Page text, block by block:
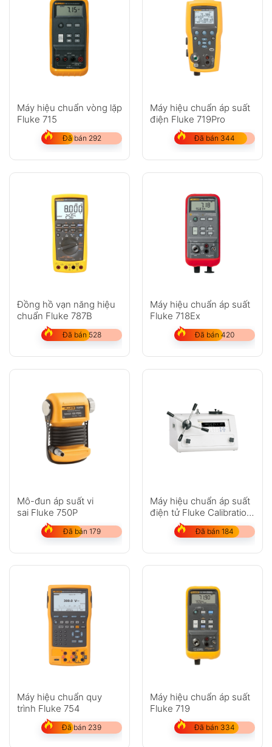
Máy hiệu chuẩn vòng lặp
Fluke 715
Đã bán 292
Máy hiệu chuẩn áp suất
điện Fluke 719Pro
Đã bán 344
Đồng hồ vạn năng hiệu
chuẩn Fluke 787B
Đã bán 528
Máy hiệu chuẩn áp suất
Fluke 718Ex
Đã bán 420
Mô-đun áp suất vi
sai Fluke 750P
Đã bán 179
Máy hiệu chuẩn áp suất
điện tử Fluke Calibration
E-DWT-H
Đã bán 184
Máy hiệu chuẩn quy
trình Fluke 754
Đã bán 239
Máy hiệu chuẩn áp suất
Fluke 719
Đã bán 334